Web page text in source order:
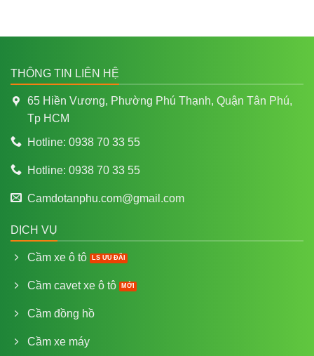
THÔNG TIN LIÊN HỆ
65 Hiền Vương, Phường Phú Thạnh, Quận Tân Phú,
Tp HCM
Hotline: 0938 70 33 55
Hotline: 0938 70 33 55
Camdotanphu.com@gmail.com
DỊCH VỤ
Cầm xe ô tô
Cầm cavet xe ô tô
Cầm đồng hồ
Cầm xe máy